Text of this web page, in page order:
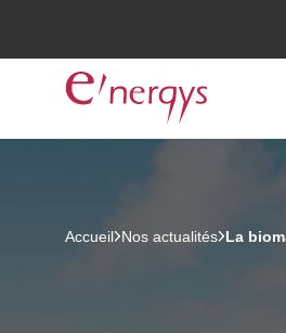
Accueil Nos actualités La